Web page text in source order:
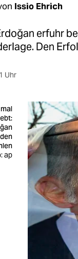
Issio Ehrich
erfuhr
Den
Uhr
ap